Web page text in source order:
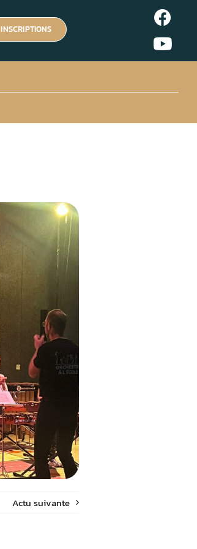
INSCRIPTIONS
Actu suivante